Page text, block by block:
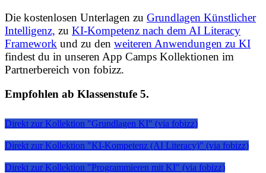
Die kostenlosen Unterlagen zu Grundlagen Künstlicher
Intelligenz, zu KI-Kompetenz nach dem AI Literacy
Framework und zu den weiteren Anwendungen zu KI
findest du in unseren App Camps Kollektionen im
Partnerbereich von fobizz.
Empfohlen ab Klassenstufe 5.
Direkt zur Kollektion "Grundlagen KI" (via fobizz)
Direkt zur Kollektion "KI-Kompetenz (AI Literacy)" (via fobizz)
Direkt zur Kollektion "Programmieren mit KI" (via fobizz)